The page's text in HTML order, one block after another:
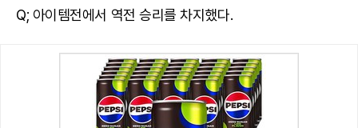
Q; 아이템전에서 역전 승리를 차지했다.